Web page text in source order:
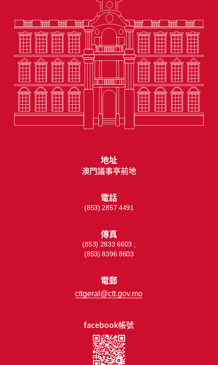
facebook帳號
地址
澳門議事亭前地
電話
(853) 2857 4491
傳真
(853) 2833 6603 ;
(853) 8396 8603
電郵
cttgeral@ctt.gov.mo